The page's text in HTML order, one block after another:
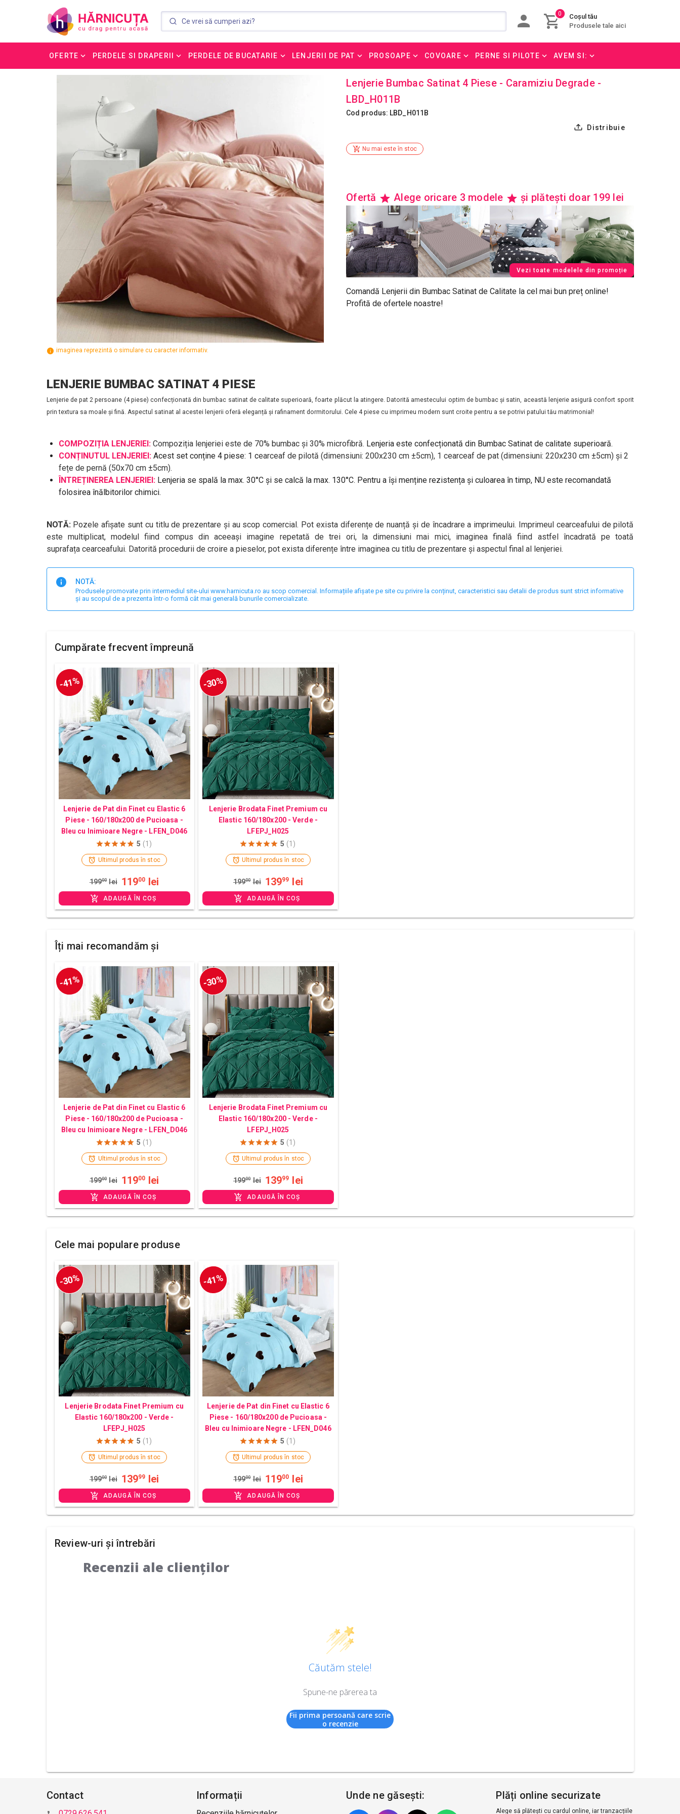
0
Coșul tău
Produsele tale aici
OFERTE PERDELE SI DRAPERII PERDELE DE BUCATARIE LENJERII DE PAT PROSOAPE COVOARE PERNE SI PILOTE AVEM SI:
imaginea reprezintă o simulare cu caracter informativ.
Lenjerie Bumbac Satinat 4 Piese - Caramiziu Degrade -
LBD_H011B
Cod produs: LBD_H011B
Distribuie
Nu mai este în stoc
Ofertă Alege oricare 3 modele și plătești doar 199 lei
Vezi toate modelele din promoție
Comandă Lenjerii din Bumbac Satinat de Calitate la cel mai bun preț online!
Profită de ofertele noastre!
LENJERIE BUMBAC SATINAT 4 PIESE
Lenjerie de pat 2 persoane (4 piese) confecționată din bumbac satinat de calitate superioară, foarte plăcut la atingere. Datorită amestecului optim de bumbac și satin, această lenjerie asigură confort sporit
prin textura sa moale și fină. Aspectul satinat al acestei lenjerii oferă eleganță și rafinament dormitorului. Cele 4 piese cu imprimeu modern sunt croite pentru a se potrivi patului tău matrimonial!
COMPOZIȚIA LENJERIEI: Compoziția lenjeriei este de 70% bumbac și 30% microfibră. Lenjeria este confecționată din Bumbac Satinat de calitate superioară.
CONȚINUTUL LENJERIEI: Acest set conține 4 piese: 1 cearceaf de pilotă (dimensiuni: 200x230 cm ±5cm), 1 cearceaf de pat (dimensiuni: 220x230 cm ±5cm) și 2
fețe de pernă (50x70 cm ±5cm).
ÎNTREȚINEREA LENJERIEI: Lenjeria se spală la max. 30°C și se calcă la max. 130°C. Pentru a își menține rezistența și culoarea în timp, NU este recomandată
folosirea înălbitorilor chimici.
NOTĂ: Pozele afișate sunt cu titlu de prezentare și au scop comercial. Pot exista diferențe de nuanță și de încadrare a imprimeului. Imprimeul cearceafului de pilotă
este multiplicat, modelul fiind compus din aceeași imagine repetată de trei ori, la dimensiuni mai mici, imaginea finală fiind astfel încadrată pe toată
suprafața cearceafului. Datorită procedurii de croire a pieselor, pot exista diferențe între imaginea cu titlu de prezentare și aspectul final al lenjeriei.
NOTĂ:
Produsele promovate prin intermediul site-ului www.harnicuta.ro au scop comercial. Informațiile afișate pe site cu privire la conținut, caracteristici sau detalii de produs sunt strict informative
și au scopul de a prezenta într-o formă cât mai generală bunurile comercializate.
Cumpărate frecvent împreună
-41%
Lenjerie de Pat din Finet cu Elastic 6
Piese - 160/180x200 de Pucioasa -
Bleu cu Inimioare Negre - LFEN_D046
5 (1)
Ultimul produs în stoc
19900 lei 11900 lei
ADAUGĂ ÎN COȘ
-30%
Lenjerie Brodata Finet Premium cu
Elastic 160/180x200 - Verde -
LFEPJ_H025
5 (1)
Ultimul produs în stoc
19900 lei 13999 lei
ADAUGĂ ÎN COȘ
Îți mai recomandăm și
-41%
Lenjerie de Pat din Finet cu Elastic 6
Piese - 160/180x200 de Pucioasa -
Bleu cu Inimioare Negre - LFEN_D046
5 (1)
Ultimul produs în stoc
19900 lei 11900 lei
ADAUGĂ ÎN COȘ
-30%
Lenjerie Brodata Finet Premium cu
Elastic 160/180x200 - Verde -
LFEPJ_H025
5 (1)
Ultimul produs în stoc
19900 lei 13999 lei
ADAUGĂ ÎN COȘ
Cele mai populare produse
-30%
Lenjerie Brodata Finet Premium cu
Elastic 160/180x200 - Verde -
LFEPJ_H025
5 (1)
Ultimul produs în stoc
19900 lei 13999 lei
ADAUGĂ ÎN COȘ
-41%
Lenjerie de Pat din Finet cu Elastic 6
Piese - 160/180x200 de Pucioasa -
Bleu cu Inimioare Negre - LFEN_D046
5 (1)
Ultimul produs în stoc
19900 lei 11900 lei
ADAUGĂ ÎN COȘ
Review-uri și întrebări
Recenzii ale clienților
Căutăm stele!
Spune-ne părerea ta
Fii prima persoană care scrie
o recenzie
Contact Informații Unde ne găsești: Plăți online securizate
Alege să plătești cu cardul online, iar tranzacțiile